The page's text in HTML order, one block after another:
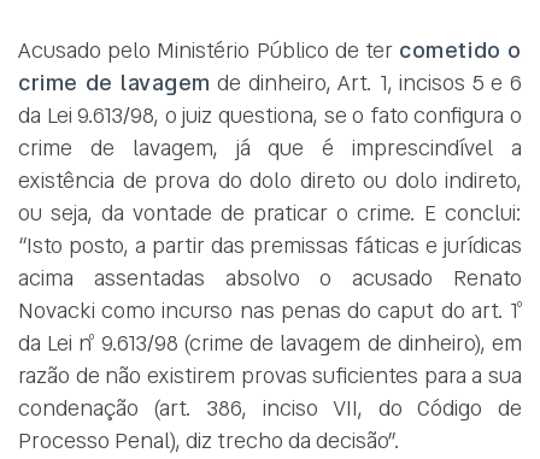
Acusado pelo Ministério Público de ter cometido o
crime de lavagem de dinheiro, Art. 1, incisos 5 e 6
da Lei 9.613/98, o juiz questiona, se o fato configura o
crime de lavagem, já que é imprescindível a
existência de prova do dolo direto ou dolo indireto,
ou seja, da vontade de praticar o crime. E conclui:
“Isto posto, a partir das premissas fáticas e jurídicas
acima assentadas absolvo o acusado Renato
Novacki como incurso nas penas do caput do art. 1º
da Lei nº 9.613/98 (crime de lavagem de dinheiro), em
razão de não existirem provas suficientes para a sua
condenação (art. 386, inciso VII, do Código de
Processo Penal), diz trecho da decisão”.